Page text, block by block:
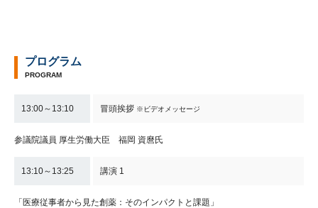
プログラム
PROGRAM
13:00～13:10 冒頭挨拶 ※ビデオメッセージ
参議院議員 厚生労働大臣 福岡 資麿氏
13:10～13:25 講演 1
「医療従事者から見た創薬：そのインパクトと課題」